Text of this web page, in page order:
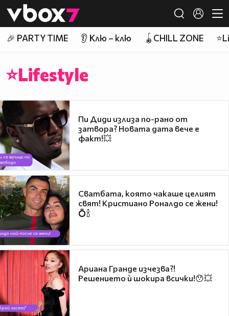
👾
🎉 PARTY TIME 👂 Клю – клю 🪀CHILL ZONE
⭐Lifestyle
Пи Диди излиза по-рано от
затвора? Новата дата вече е
факт!💥
Сватбата, която чакаше целият
свят! Кристиано Роналдо се жени!
💍🍾
Ариана Гранде изчезва?!
Решението ѝ шокира всички!😯💥